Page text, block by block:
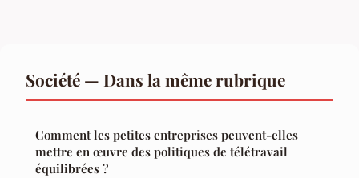
Société — Dans la même rubrique
Comment les petites entreprises peuvent-elles
mettre en œuvre des politiques de télétravail
équilibrées ?